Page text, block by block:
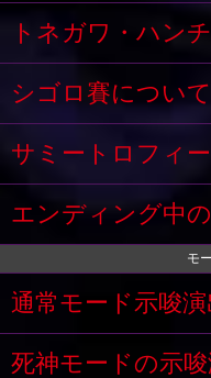
トネガワ・ハン
シゴロ賽について
サミートロフィー
エンディング中
モ
通常モード示唆演
死神モードの示唆